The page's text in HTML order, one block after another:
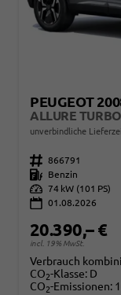
PEUGEOT
unverbindliche
Fahrzeugnr. 866791
Kraftstoff
Benzin
Leistung 74 kW (101 PS)
01.08.2026
20.390,– €
incl. 19% MwSt.
Verbrauch
CO2-Klasse: D
CO2-Emissionen: